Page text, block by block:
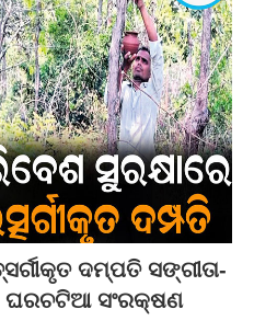
ଦମ୍ପତି ସଙ୍ଗୀତା-
ସଂରକ୍ଷଣ